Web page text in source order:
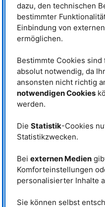
DIAMONDEauf die Idee
verwenden. Sie sind härter als
Zusammensetzung. Da man
haben Mitarbeiter eine neue
Schneideelemente zuerst in einer
Verbindungsmaterial. Dann
Risse in den Schneideelementen
Diese Methode ist also
vielversprechend, doch die
auf ein Problem gestoßen: Die
Keramikelemente wiesen nach der
Lötvorgang entstanden sein
könnten. Denn die Keramik und
die Zwischenschicht dehnen sich
und das führt zu
dazu, den technischen
bestimmter
Einbindung von
ermöglichen.
Bestimmte Cookies
absolut notwendig, da
ansonsten nicht richtig
notwendigen Cookies
werden.
Die Statistik-Cookies
Statistikzwecken.
Bei externen Medien
Komforteinstellungen
personalisierter Inhalte
Sie können selbst